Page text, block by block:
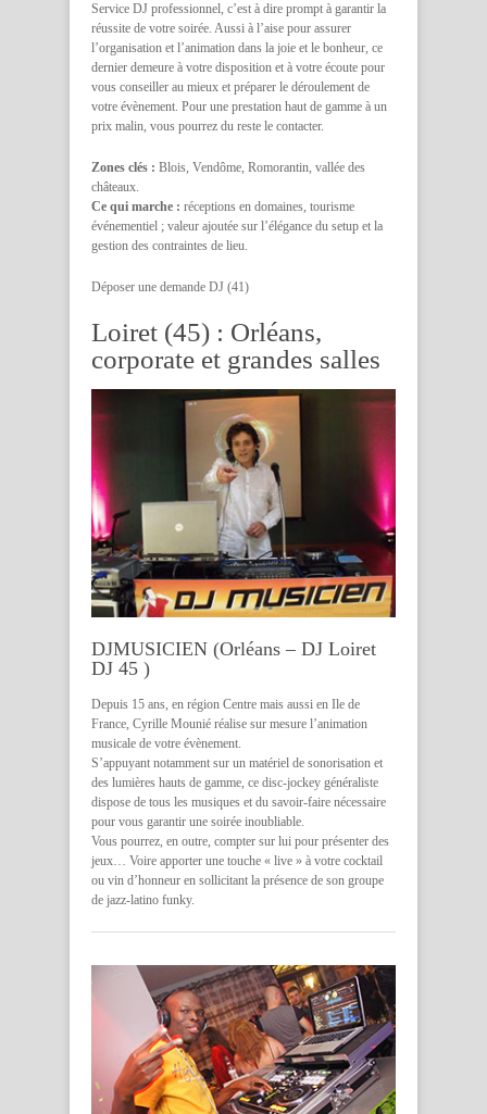
Service DJ professionnel, c’est à dire prompt à garantir la
réussite de votre soirée. Aussi à l’aise pour assurer
l’organisation et l’animation dans la joie et le bonheur, ce
dernier demeure à votre disposition et à votre écoute pour
vous conseiller au mieux et préparer le déroulement de
votre évènement. Pour une prestation haut de gamme à un
prix malin, vous pourrez du reste le contacter.
Zones clés : Blois, Vendôme, Romorantin, vallée des
châteaux.
Ce qui marche : réceptions en domaines, tourisme
événementiel ; valeur ajoutée sur l’élégance du setup et la
gestion des contraintes de lieu.
Déposer une demande DJ (41)
Loiret (45) : Orléans,
corporate et grandes salles
DJMUSICIEN (Orléans – DJ Loiret
DJ 45 )
Depuis 15 ans, en région Centre mais aussi en Ile de
France, Cyrille Mounié réalise sur mesure l’animation
musicale de votre évènement.
S’appuyant notamment sur un matériel de sonorisation et
des lumières hauts de gamme, ce disc-jockey généraliste
dispose de tous les musiques et du savoir-faire nécessaire
pour vous garantir une soirée inoubliable.
Vous pourrez, en outre, compter sur lui pour présenter des
jeux… Voire apporter une touche « live » à votre cocktail
ou vin d’honneur en sollicitant la présence de son groupe
de jazz-latino funky.